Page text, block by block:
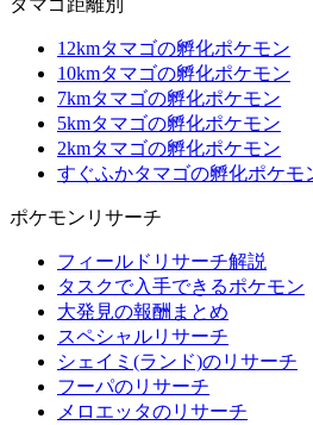
タマゴ距離別
12kmタマゴの孵化ポケモン
10kmタマゴの孵化ポケモン
7kmタマゴの孵化ポケモン
5kmタマゴの孵化ポケモン
2kmタマゴの孵化ポケモン
すぐふかタマゴの孵化ポケモ
ポケモンリサーチ
フィールドリサーチ解説
タスクで入手できるポケモン
大発見の報酬まとめ
スペシャルリサーチ
シェイミ(ランド)のリサーチ
フーパのリサーチ
メロエッタのリサーチ